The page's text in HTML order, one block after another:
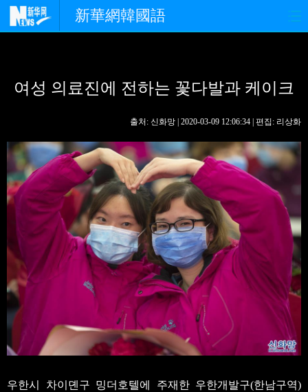
新華網韓國語
경제 사회 포토
핫 TV 문화
연예 관광 오피니언
생생 중국어
여성 의료진에 전하는 꽃다발과 케이크
출처: 신화망 | 2020-03-09 12:06:34 | 편집: 리상화
우한시 차이뎬구 밍더호텔에 주재한 우한개발구(한남구역)